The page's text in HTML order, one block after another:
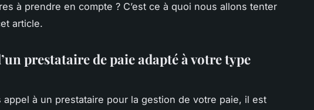
à prendre en compte ? C’est ce à quoi nous allons tenter
article.
prestataire de paie adapté à votre type
à un prestataire pour la gestion de votre paie, il est